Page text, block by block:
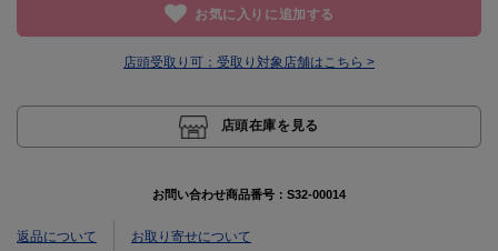
お気に入りに追加する
店頭受取り可： 受取り対象店舗はこちら >
店頭在庫を見る
お問い合わせ商品番号： S32-00014
返品について お取り寄せについて